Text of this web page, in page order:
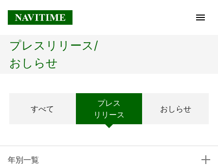
トップページ
経営理念
プレスリリース/
おしらせ
すべて
プレス
リリース
おしらせ
年別一覧